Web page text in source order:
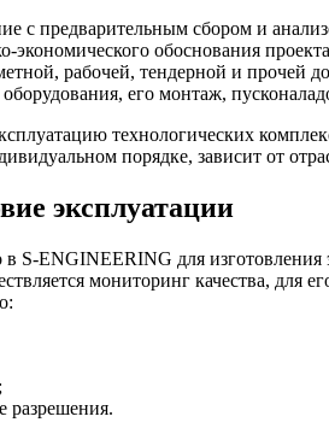
с предварительным сбором и
экономического обоснования
рабочей, тендерной и прочей
его монтаж,
технологических
порядке, зависит от
эксплуатации
S-ENGINEERING для изготовления
мониторинг качества,
разрешения.